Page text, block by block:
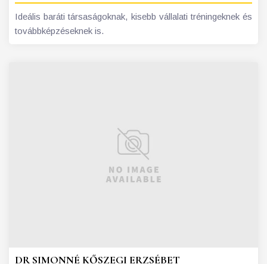
Ideális baráti társaságoknak, kisebb vállalati tréningeknek és
továbbképzéseknek is.
DR SIMONNÉ KŐSZEGI ERZSÉBET